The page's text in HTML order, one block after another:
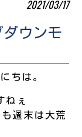
2021/03/17
ウンモ
ちは。
ぇ
週末は大荒